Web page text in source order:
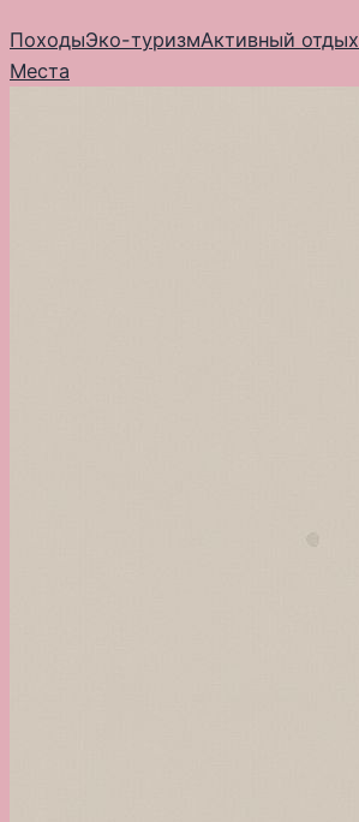
к
содержимому
ПоходыЭко-туризмАктивный отдых
Места